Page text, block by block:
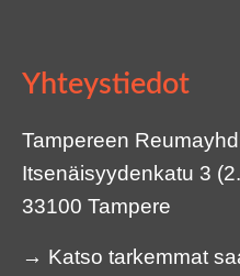
Yhteystiedot
Tampereen
Itsenäisyydenkatu 3
33100 Tampere
→ Katso tarkemmat